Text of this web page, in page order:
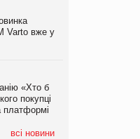
Varto вже у
«Хто б
покупці
платформі
всі новини
дзвінки
дзвінки